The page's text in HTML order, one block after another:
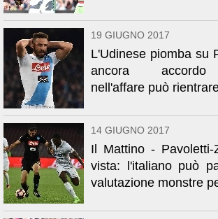
19 GIUGNO 2017
L'Udinese piomba su
ancora accordo
nell'affare può
14 GIUGNO 2017
Il Mattino - Pavoletti-
vista: l'italiano può
valutazione monstre